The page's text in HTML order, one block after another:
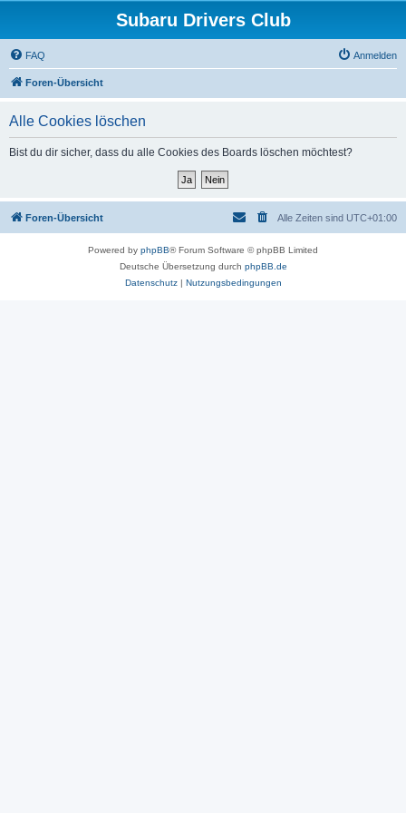
Subaru Drivers Club
FAQ Anmelden
Foren-Übersicht
Alle Cookies löschen
Bist du dir sicher, dass du alle Cookies des Boards löschen möchtest?
Foren-Übersicht Alle Zeiten sind UTC+01:00
Powered by phpBB® Forum Software © phpBB Limited
Deutsche Übersetzung durch phpBB.de
Datenschutz| Nutzungsbedingungen